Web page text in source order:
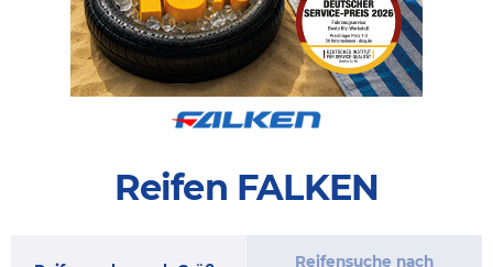
Reifen FALKEN
Reifensuche nach